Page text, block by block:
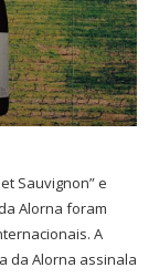
Sauvignon” e
Alorna foram
A
da Alorna assinala